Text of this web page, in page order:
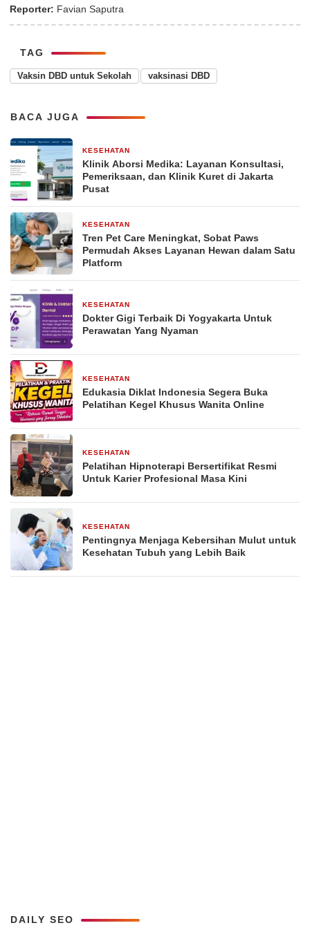
Reporter: Favian Saputra
TAG
Vaksin DBD untuk Sekolah vaksinasi DBD
BACA JUGA
KESEHATAN
Klinik Aborsi Medika: Layanan Konsultasi,
Pemeriksaan, dan Klinik Kuret di Jakarta
Pusat
KESEHATAN
Tren Pet Care Meningkat, Sobat Paws
Permudah Akses Layanan Hewan dalam Satu
Platform
KESEHATAN
Dokter Gigi Terbaik Di Yogyakarta Untuk
Perawatan Yang Nyaman
KESEHATAN
Edukasia Diklat Indonesia Segera Buka
Pelatihan Kegel Khusus Wanita Online
KESEHATAN
Pelatihan Hipnoterapi Bersertifikat Resmi
Untuk Karier Profesional Masa Kini
KESEHATAN
Pentingnya Menjaga Kebersihan Mulut untuk
Kesehatan Tubuh yang Lebih Baik
DAILY SEO